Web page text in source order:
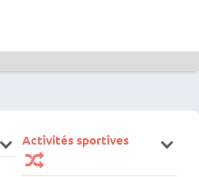
Activités sportives